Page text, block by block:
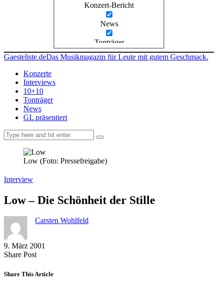
Konzert-Bericht
News
Tonträger
Gaesteliste.deDas Musikmagazin für Leute mit gutem Geschmack.
Konzerte
Interviews
10+10
Tonträger
News
GL präsentiert
Low (Foto: Pressefreigabe)
Interview
Low – Die Schönheit der Stille
Carsten Wohlfeld
9. März 2001
Share PostShare
Facebook
Copy
to
Send
via
Share This Article